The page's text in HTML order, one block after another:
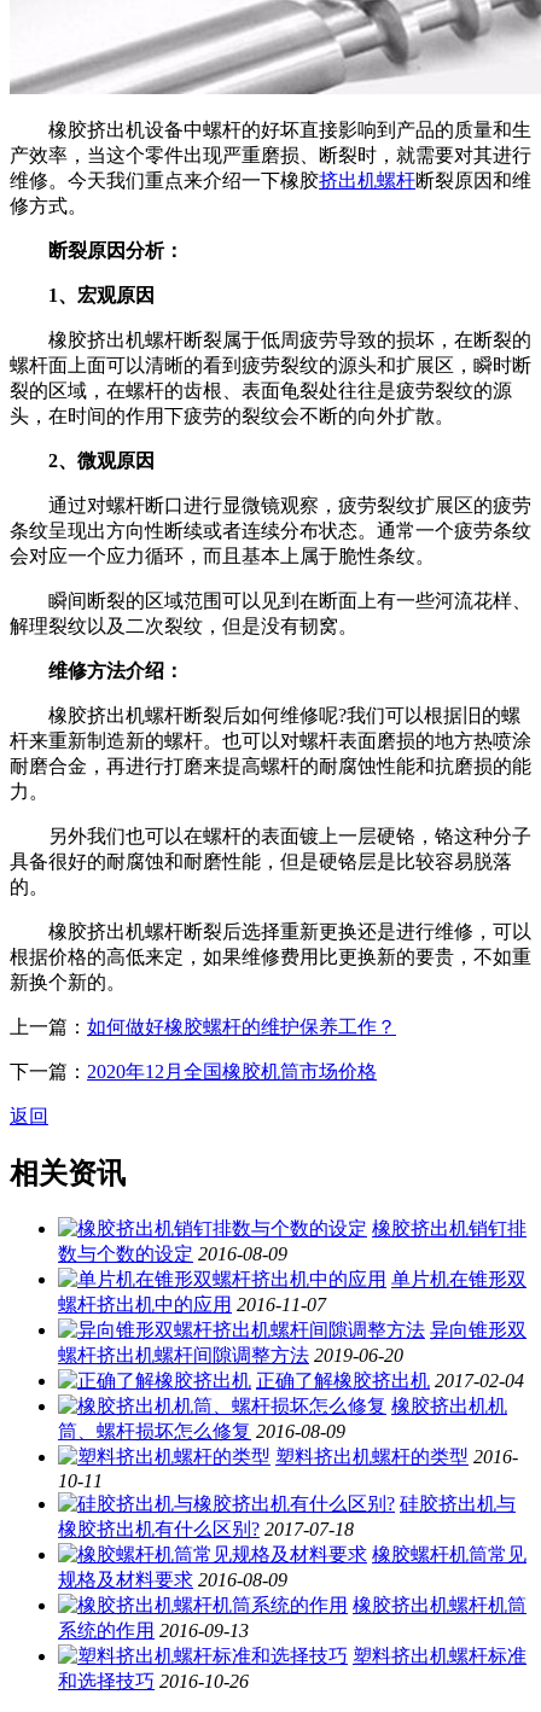
橡胶挤出机设备中螺杆的好坏直接影响到产品的质量和生
产效率，当这个零件出现严重磨损、断裂时，就需要对其进行
维修。今天我们重点来介绍一下橡胶挤出机螺杆断裂原因和维
修方式。
断裂原因分析：
1、宏观原因
橡胶挤出机螺杆断裂属于低周疲劳导致的损坏，在断裂的
螺杆面上面可以清晰的看到疲劳裂纹的源头和扩展区，瞬时断
裂的区域，在螺杆的齿根、表面龟裂处往往是疲劳裂纹的源
头，在时间的作用下疲劳的裂纹会不断的向外扩散。
2、微观原因
通过对螺杆断口进行显微镜观察，疲劳裂纹扩展区的疲劳
条纹呈现出方向性断续或者连续分布状态。通常一个疲劳条纹
会对应一个应力循环，而且基本上属于脆性条纹。
瞬间断裂的区域范围可以见到在断面上有一些河流花样、
解理裂纹以及二次裂纹，但是没有韧窝。
维修方法介绍：
橡胶挤出机螺杆断裂后如何维修呢?我们可以根据旧的螺
杆来重新制造新的螺杆。也可以对螺杆表面磨损的地方热喷涂
耐磨合金，再进行打磨来提高螺杆的耐腐蚀性能和抗磨损的能
力。
另外我们也可以在螺杆的表面镀上一层硬铬，铬这种分子
具备很好的耐腐蚀和耐磨性能，但是硬铬层是比较容易脱落
的。
橡胶挤出机螺杆断裂后选择重新更换还是进行维修，可以
根据价格的高低来定，如果维修费用比更换新的要贵，不如重
新换个新的。
上一篇： 如何做好橡胶螺杆的维护保养工作？
下一篇： 2020年12月全国橡胶机筒市场价格
返回
相关资讯
橡胶挤出机销钉排
数与个数的设定 2016-08-09
单片机在锥形双
螺杆挤出机中的应用 2016-11-07
异向锥形双
螺杆挤出机螺杆间隙调整方法 2019-06-20
正确了解橡胶挤出机 2017-02-04
橡胶挤出机机
筒、螺杆损坏怎么修复 2016-08-09
塑料挤出机螺杆的类型 2016-
10-11
硅胶挤出机与
橡胶挤出机有什么区别? 2017-07-18
橡胶螺杆机筒常见
规格及材料要求 2016-08-09
橡胶挤出机螺杆机筒
系统的作用 2016-09-13
塑料挤出机螺杆标准
和选择技巧 2016-10-26